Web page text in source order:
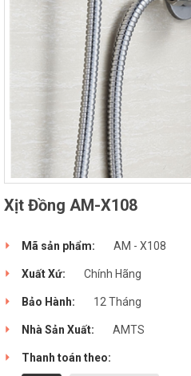
Xịt Đồng AM-X108
Mã sản phẩm: AM - X108
Xuất Xứ: Chính Hãng
Bảo Hành: 12 Tháng
Nhà Sản Xuất: AMTS
Thanh toán theo: